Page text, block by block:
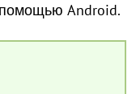
Android.